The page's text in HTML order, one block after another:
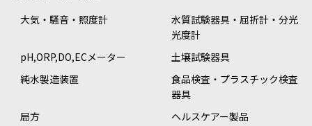
大気・騒音・照度計
水質試験器具・屈折計・分光
光度計
pH,ORP,DO,ECメーター
土壌試験器具
純水製造装置
食品検査・プラスチック検査
器具
局方
ヘルスケアー製品